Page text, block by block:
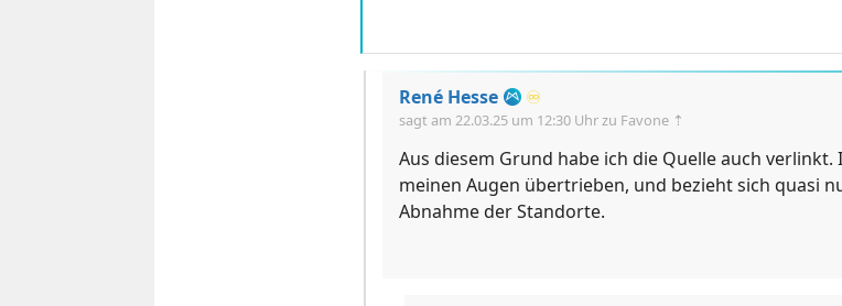
René Hesse ♾️
sagt am 22.03.25 um 12:30 Uhrzu Favone ⇡
Aus diesem Grund habe ich die Quelle auch
meinen Augen übertrieben, und bezieht sich quasi
Abnahme der Standorte.